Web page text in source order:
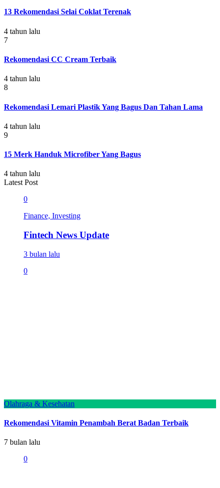
13 Rekomendasi Selai Coklat Terenak
4 tahun lalu
7
Rekomendasi CC Cream Terbaik
4 tahun lalu
8
Rekomendasi Lemari Plastik Yang Bagus Dan Tahan Lama
4 tahun lalu
9
15 Merk Handuk Microfiber Yang Bagus
4 tahun lalu
Latest Post
0
Finance, Investing
Fintech News Update
3 bulan lalu
0
Olahraga & Kesehatan
Rekomendasi Vitamin Penambah Berat Badan Terbaik
7 bulan lalu
0